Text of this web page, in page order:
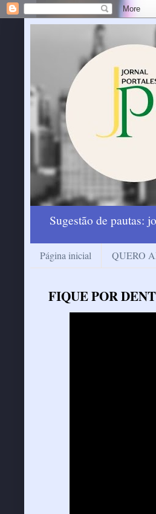
Sugestão de pautas:
Página inicial QUERO
FIQUE POR